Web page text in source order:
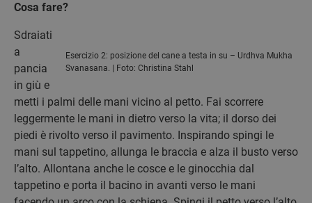
Cosa fare?
Esercizio 2: posizione del cane a testa in su – Urdhva Mukha
Svanasana. | Foto: Christina Stahl
Sdraiati
a
pancia
in giù e
metti i palmi delle mani vicino al petto. Fai scorrere
leggermente le mani in dietro verso la vita; il dorso dei
piedi è rivolto verso il pavimento. Inspirando spingi le
mani sul tappetino, allunga le braccia e alza il busto verso
l’alto. Allontana anche le cosce e le ginocchia dal
tappetino e porta il bacino in avanti verso le mani